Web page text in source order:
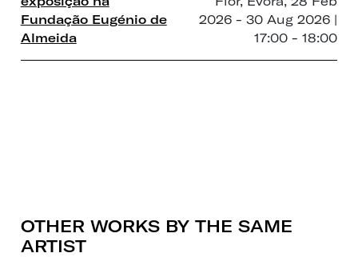
Fundação Eugénio de
Almeida
2026 - 30 Aug 2026 |
17:00 - 18:00
OTHER WORKS BY THE SAME
ARTIST